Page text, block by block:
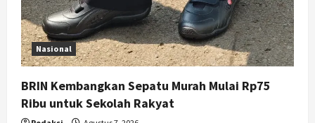
Nasional
BRIN Kembangkan Sepatu Murah Mulai Rp75
Ribu untuk Sekolah Rakyat